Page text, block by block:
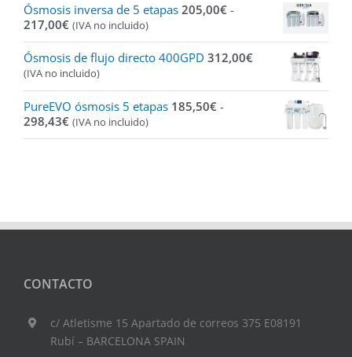
Ósmosis inversa de 5 etapas 205,00€ -
217,00€Rango
de
precios:
desde
205,00€
217,00€
(IVA no incluido)
Ósmosis de flujo directo 400GPD 312,00€
(IVA no incluido)
PureEVO ósmosis 5 etapas 185,50€ -
298,43€Rango
de
(IVA no incluido)
CONTACTO
c/ Atletisme 15 Apartado de correos 375 E08191
Rubí – BARCELONA SPAIN